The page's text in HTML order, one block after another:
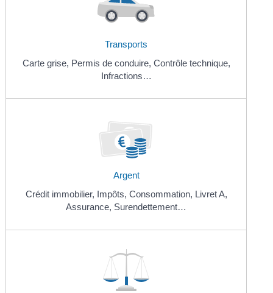
Transports
Carte grise, Permis de conduire, Contrôle technique,
Infractions…
Argent
Crédit immobilier, Impôts, Consommation, Livret A,
Assurance, Surendettement…